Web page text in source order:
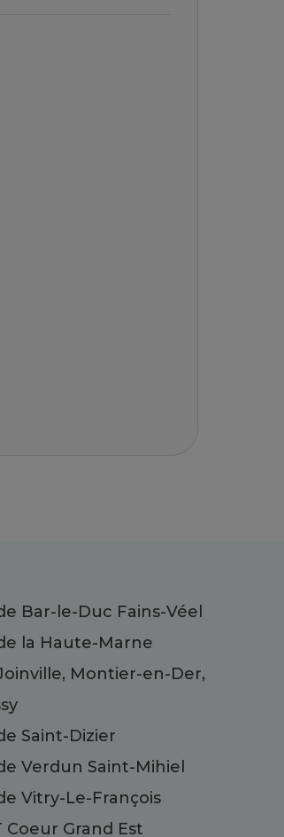
Bar-le-Duc Fains-Véel
la Haute-Marne
Montier-en-Der,
Saint-Dizier
Verdun Saint-Mihiel
Vitry-Le-François
Coeur Grand Est